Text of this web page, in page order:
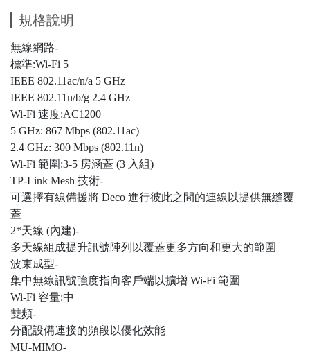
規格說明
無線網路-
標準:Wi-Fi 5
IEEE 802.11ac/n/a 5 GHz
IEEE 802.11n/b/g 2.4 GHz
Wi-Fi 速度:AC1200
5 GHz: 867 Mbps (802.11ac)
2.4 GHz: 300 Mbps (802.11n)
Wi-Fi 範圍:3-5 房涵蓋 (3 入組)
TP-Link Mesh 技術-
可選擇有線備援將 Deco 進行彼此之間的連線以提供無縫覆
蓋
2*天線 (內建)-
多天線組成提升訊號陣列以覆蓋更多方向和更大的範圍
波束成型-
集中無線訊號強度指向客戶端以擴增 Wi-Fi 範圍
Wi-Fi 容量:中
雙頻-
分配設備連接的頻段以優化效能
MU-MIMO-